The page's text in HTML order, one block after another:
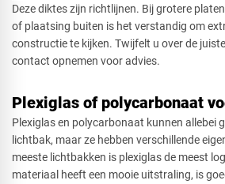
Deze diktes zijn richtlijnen. Bij grotere
of plaatsing buiten is het verstandig om
constructie te kijken. Twijfelt u over de
contact opnemen voor advies.
Plexiglas of polycarbonaat
Plexiglas en polycarbonaat kunnen allebei
lichtbak, maar ze hebben verschillende
meeste lichtbakken is plexiglas de meest
materiaal heeft een mooie uitstraling, is